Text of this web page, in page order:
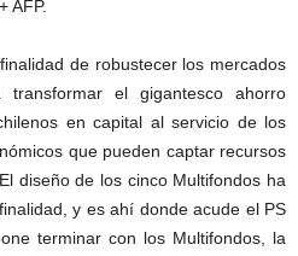
AFP.
de robustecer los mercados
el gigantesco ahorro
en capital al servicio de los
que pueden captar recursos
diseño de los cinco Multifondos ha
y es ahí donde acude el PS
terminar con los Multifondos, la